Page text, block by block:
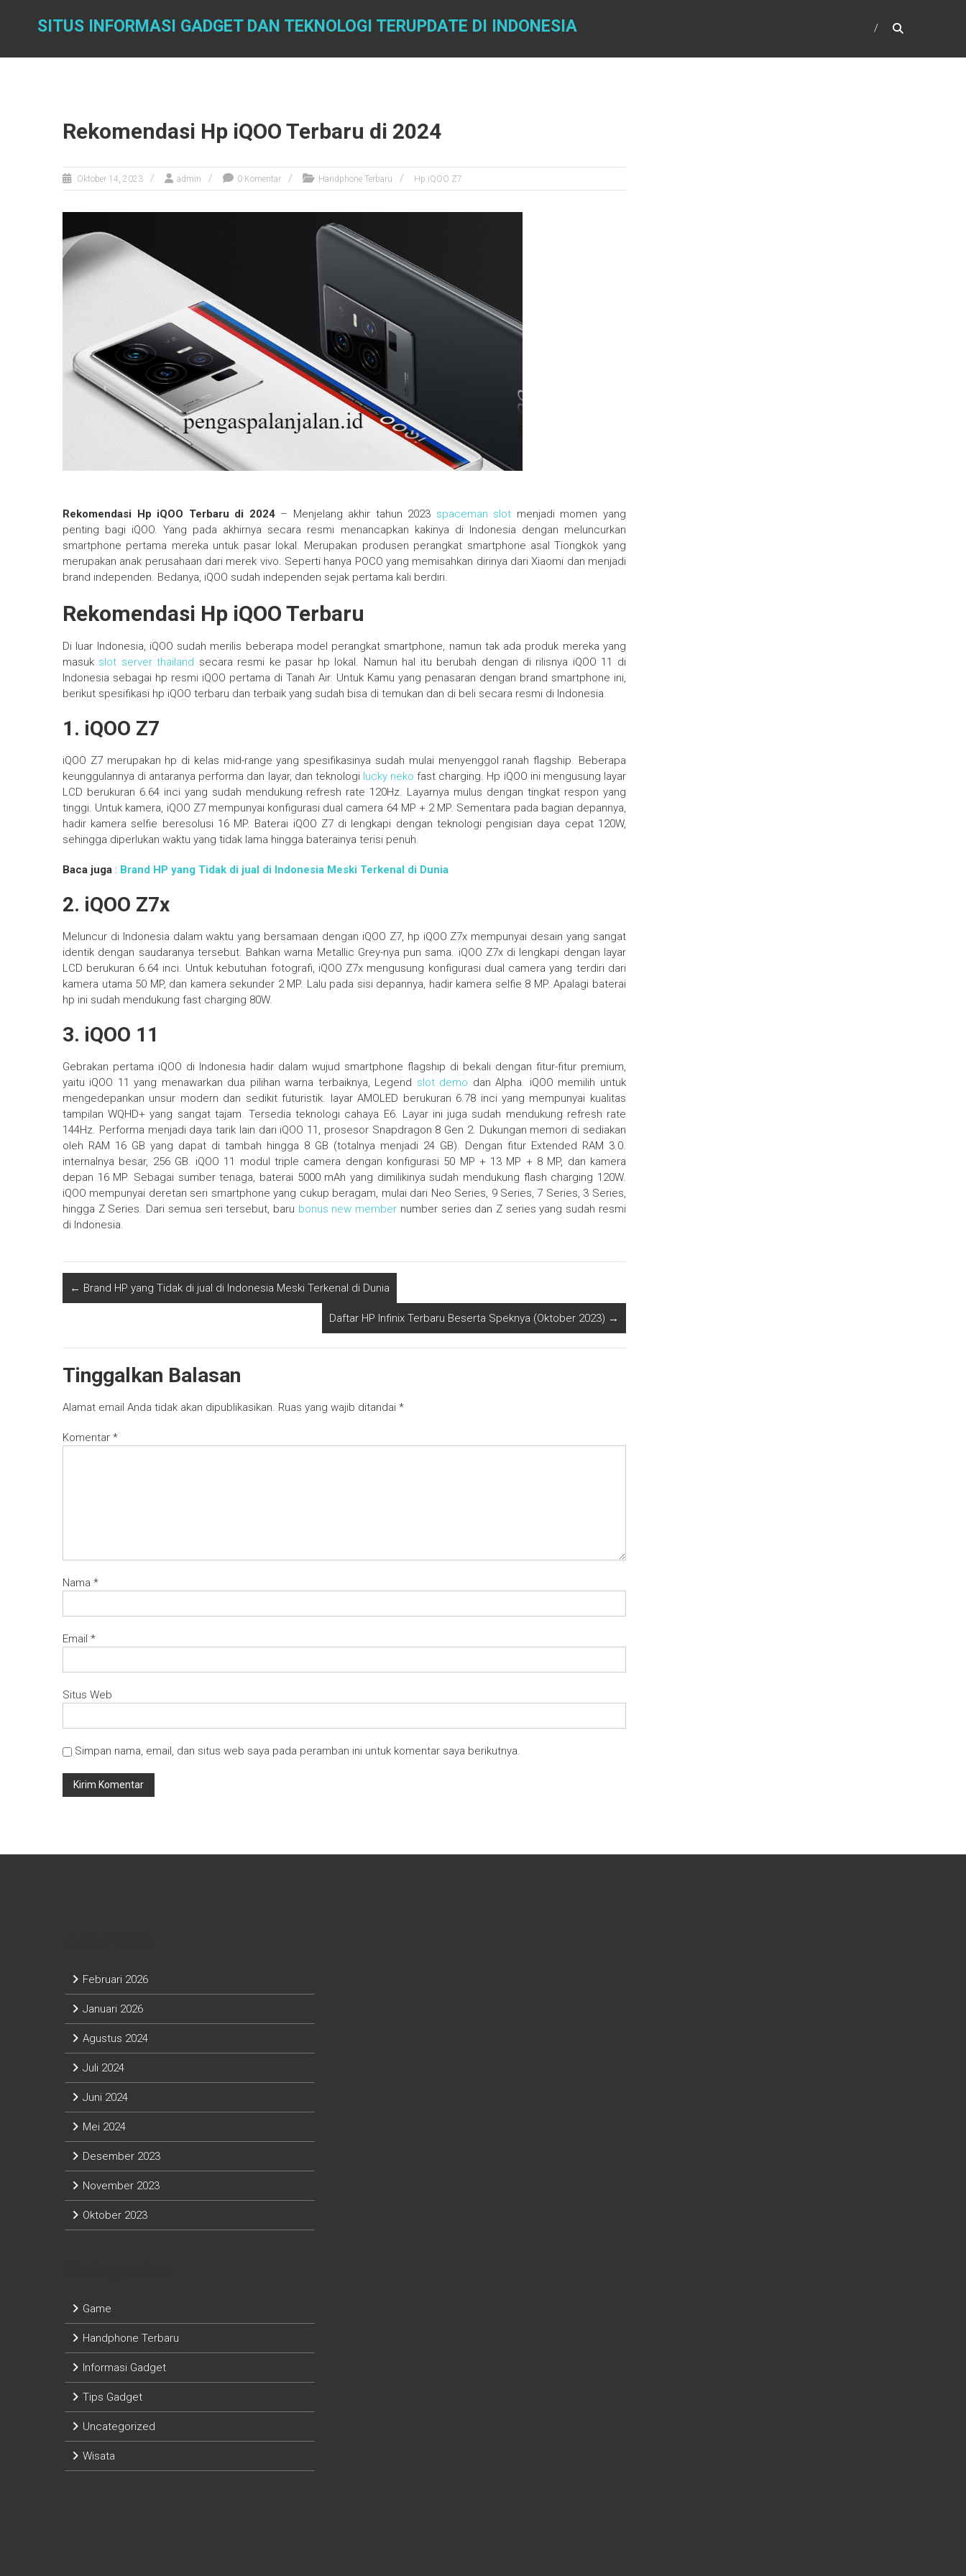
SITUS INFORMASI GADGET DAN TEKNOLOGI TERUPDATE DI INDONESIA
Rekomendasi Hp iQOO Terbaru di 2024
Oktober 14, 2023 admin 0 Komentar Handphone Terbaru Hp iQOO Z7
Rekomendasi Hp iQOO Terbaru di 2024– Menjelang akhir tahun 2023 spaceman slot menjadi momen yang
penting bagi iQOO. Yang pada akhirnya secara resmi menancapkan kakinya di Indonesia dengan meluncurkan
smartphone pertama mereka untuk pasar lokal. Merupakan produsen perangkat smartphone asal Tiongkok yang
merupakan anak perusahaan dari merek vivo. Seperti hanya POCO yang memisahkan dirinya dari Xiaomi dan menjadi
brand independen. Bedanya, iQOO sudah independen sejak pertama kali berdiri.
Rekomendasi Hp iQOO Terbaru
Di luar Indonesia, iQOO sudah merilis beberapa model perangkat smartphone, namun tak ada produk mereka yang
masuk slot server thailand secara resmi ke pasar hp lokal. Namun hal itu berubah dengan di rilisnya iQOO 11 di
Indonesia sebagai hp resmi iQOO pertama di Tanah Air. Untuk Kamu yang penasaran dengan brand smartphone ini,
berikut spesifikasi hp iQOO terbaru dan terbaik yang sudah bisa di temukan dan di beli secara resmi di Indonesia.
1. iQOO Z7
iQOO Z7 merupakan hp di kelas mid-range yang spesifikasinya sudah mulai menyenggol ranah flagship. Beberapa
keunggulannya di antaranya performa dan layar, dan teknologi lucky neko fast charging. Hp iQOO ini mengusung layar
LCD berukuran 6.64 inci yang sudah mendukung refresh rate 120Hz. Layarnya mulus dengan tingkat respon yang
tinggi. Untuk kamera, iQOO Z7 mempunyai konfigurasi dual camera 64 MP + 2 MP. Sementara pada bagian depannya,
hadir kamera selfie beresolusi 16 MP. Baterai iQOO Z7 di lengkapi dengan teknologi pengisian daya cepat 120W,
sehingga diperlukan waktu yang tidak lama hingga baterainya terisi penuh.
Baca juga : Brand HP yang Tidak di jual di Indonesia Meski Terkenal di Dunia
2. iQOO Z7x
Meluncur di Indonesia dalam waktu yang bersamaan dengan iQOO Z7, hp iQOO Z7x mempunyai desain yang sangat
identik dengan saudaranya tersebut. Bahkan warna Metallic Grey-nya pun sama. iQOO Z7x di lengkapi dengan layar
LCD berukuran 6.64 inci. Untuk kebutuhan fotografi, iQOO Z7x mengusung konfigurasi dual camera yang terdiri dari
kamera utama 50 MP, dan kamera sekunder 2 MP. Lalu pada sisi depannya, hadir kamera selfie 8 MP. Apalagi baterai
hp ini sudah mendukung fast charging 80W.
3. iQOO 11
Gebrakan pertama iQOO di Indonesia hadir dalam wujud smartphone flagship di bekali dengan fitur-fitur premium,
yaitu iQOO 11 yang menawarkan dua pilihan warna terbaiknya, Legend slot demo dan Alpha. iQOO memilih untuk
mengedepankan unsur modern dan sedikit futuristik. layar AMOLED berukuran 6.78 inci yang mempunyai kualitas
tampilan WQHD+ yang sangat tajam. Tersedia teknologi cahaya E6. Layar ini juga sudah mendukung refresh rate
144Hz. Performa menjadi daya tarik lain dari iQOO 11, prosesor Snapdragon 8 Gen 2. Dukungan memori di sediakan
oleh RAM 16 GB yang dapat di tambah hingga 8 GB (totalnya menjadi 24 GB). Dengan fitur Extended RAM 3.0.
internalnya besar, 256 GB. iQOO 11 modul triple camera dengan konfigurasi 50 MP + 13 MP + 8 MP, dan kamera
depan 16 MP. Sebagai sumber tenaga, baterai 5000 mAh yang dimilikinya sudah mendukung flash charging 120W.
iQOO mempunyai deretan seri smartphone yang cukup beragam, mulai dari Neo Series, 9 Series, 7 Series, 3 Series,
hingga Z Series. Dari semua seri tersebut, baru bonus new member number series dan Z series yang sudah resmi
di Indonesia.
← Brand HP yang Tidak di jual di Indonesia Meski Terkenal di Dunia
Daftar HP Infinix Terbaru Beserta Speknya (Oktober 2023) →
Tinggalkan Balasan
Alamat email Anda tidak akan dipublikasikan. Ruas yang wajib ditandai *
Komentar *
Nama *
Email *
Situs Web
Simpan nama, email, dan situs web saya pada peramban ini untuk komentar saya berikutnya.
Februari 2026
Januari 2026
Agustus 2024
Juli 2024
Juni 2024
Mei 2024
Desember 2023
November 2023
Oktober 2023
Game
Handphone Terbaru
Informasi Gadget
Tips Gadget
Uncategorized
Wisata